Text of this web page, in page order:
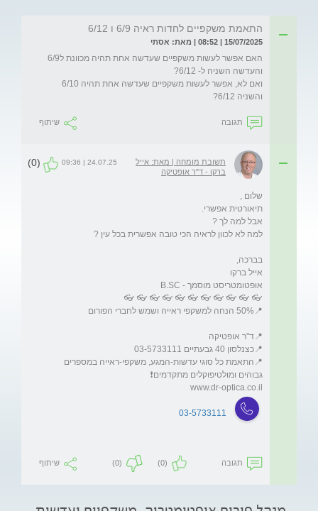
התאמת משקפיים לחדות ראיה 6/9 ו 6/12
15/07/2025 | 08:52 | מאת: אסתי
והשניה 6/12?
תגובה שיתוף
תשובת מומחה | מאת: אייל
ברקו - ד"ר אופטיקה
24.07.25 | 09:36
(0)
📍התאמת כל סוגי עדשות-המגע, משקפי-ראייה במספרים
www.dr-optica.co.il
03-5733111
תגובה (0)
(0) שיתוף